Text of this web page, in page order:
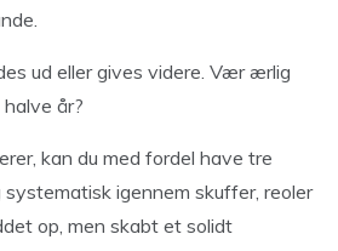
ud eller gives videre. Vær ærlig
år?
kan du med fordel have tre
systematisk igennem skuffer, reoler
op, men skabt et solidt